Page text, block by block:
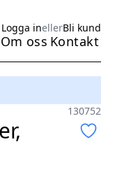
Logga inellerBli kund
Om oss Kontakt
130752